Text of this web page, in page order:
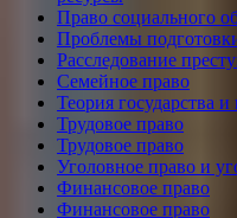
Право социального
Проблемы
Расследование
Семейное право
Теория государства и
Трудовое право
Трудовое право
Уголовное право и
Финансовое право
Финансовое право